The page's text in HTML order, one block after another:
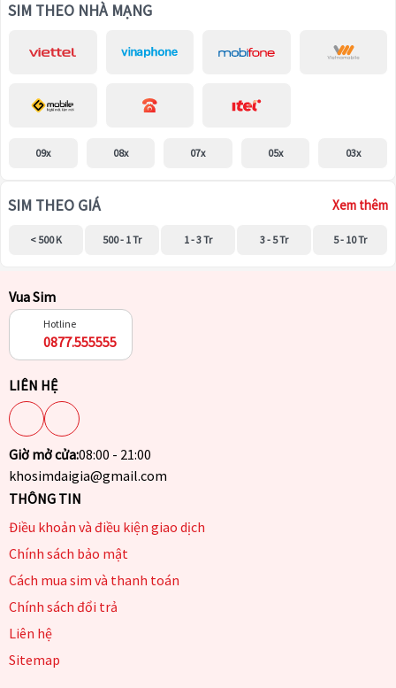
SIM THEO NHÀ MẠNG
09x 08x 07x 05x 03x
SIM THEO GIÁ Xem thêm
< 500 K 500 - 1 Tr 1 - 3 Tr 3 - 5 Tr 5 - 10 Tr
Vua Sim
Hotline
0877.555555
LIÊN HỆ
Giờ mở cửa:08:00 - 21:00
khosimdaigia@gmail.com
THÔNG TIN
Điều khoản và điều kiện giao dịch
Chính sách bảo mật
Cách mua sim và thanh toán
Chính sách đổi trả
Liên hệ
Sitemap